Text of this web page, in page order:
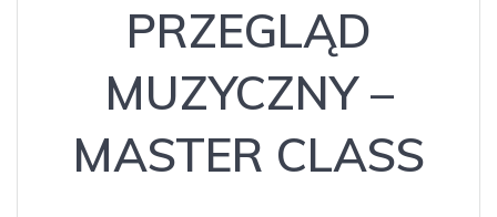
PRZEGLĄD
MUZYCZNY –
MASTER CLASS